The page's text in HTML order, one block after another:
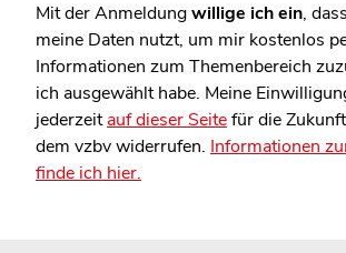
Mit der Anmeldungwillige ich ein,
meine Daten nutzt, um mir kostenlos
Informationen zum Themenbereich
ich ausgewählt habe. Meine
jederzeitauf dieser Seitefür die
dem vzbv widerrufen. Informationen
finde ich hier.